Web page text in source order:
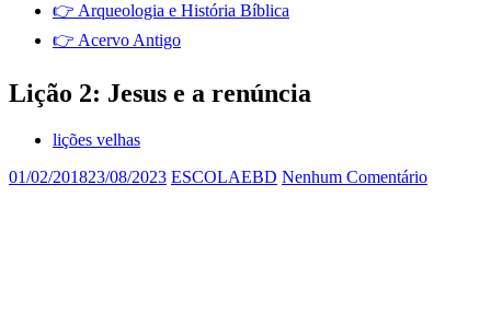
👉 Arqueologia e História Bíblica
👉 Acervo Antigo
Lição 2: Jesus e a renúncia
lições velhas
01/02/201823/08/2023 ESCOLAEBD Nenhum Comentário